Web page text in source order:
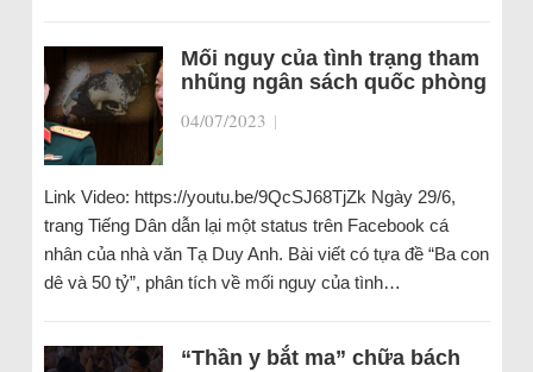
Mối nguy của tình trạng tham
nhũng ngân sách quốc phòng
04/07/2023 |
Link Video: https://youtu.be/9QcSJ68TjZk Ngày 29/6,
trang Tiếng Dân dẫn lại một status trên Facebook cá
nhân của nhà văn Tạ Duy Anh. Bài viết có tựa đề “Ba con
dê và 50 tỷ”, phân tích về mối nguy của tình…
“Thần y bắt ma” chữa bách